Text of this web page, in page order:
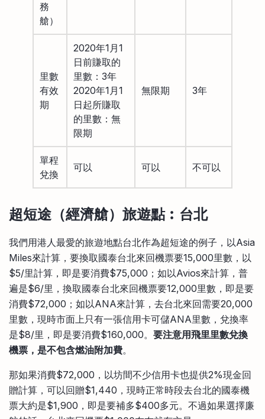
務
艙）
里數
有效
期
2020年1月1
日前賺取的
里數：3年
2020年1月1
日起所賺取
的里數：無
限期
無限期 3年
單程
兌換
可以 可以 不可以
超短途（經濟艙） 旅遊點︰台北
我們用港人最愛的旅遊地點台北作為超短途的例子，以Asia
Miles來計算，要換取國泰台北來回機票要15,000里數，以
$5/里計算，即是要消費$75,000；如以Avios來計算，普
遍是$6/里，換取國泰台北來回機票要12,000里數，即是要
消費$72,000；如以ANA來計算，去台北來回需要20,000
里數，現時市面上只有一張信用卡可儲ANA里數，兌換率
是$8/里，即是要消費$160,000。 要注意用飛里里數兌換
機票，是不包含燃油附加費。
那如果消費$72,000，以坊間不少信用卡也提供2%現金回
贈計算，可以回贈$1,440，現時正常時段去台北的國泰機
票大約是$1,900，即是要補多$400多元。不過如果選擇廉